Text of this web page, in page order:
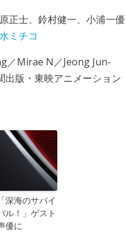
正士、鈴村健一、小浦一優
ミチコ
／Mirae N／Jeong Jun-
版・東映アニメーション
「深海のサバイ
ル！」ゲスト
優に